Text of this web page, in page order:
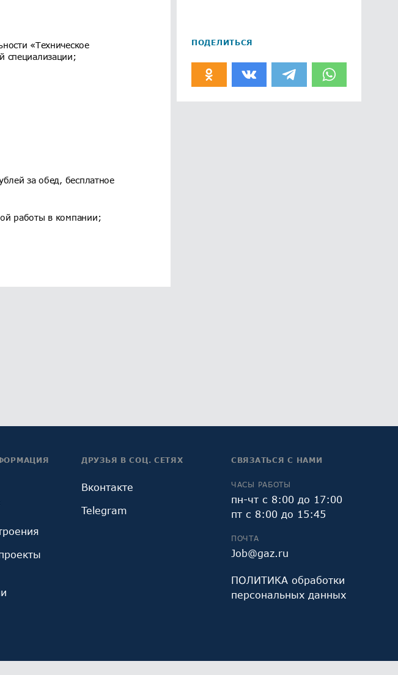
«Техническое
специализации;
за обед, бесплатное
работы в компании;
ПОДЕЛИТЬСЯ
ДРУЗЬЯ В СОЦ. СЕТЯХ
Вконтакте
Telegram
СВЯЗАТЬСЯ С НАМИ
ЧАСЫ РАБОТЫ
пн-чт с 8:00 до 17:00
пт с 8:00 до 15:45
ПОЧТА
Job@gaz.ru
ПОЛИТИКА обработки
персональных данных